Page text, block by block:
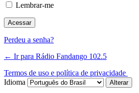
Lembrar-me
Perdeu a senha?
← Ir para Rádio Fandango 102.5
Termos de uso e política de privacidade
Idioma